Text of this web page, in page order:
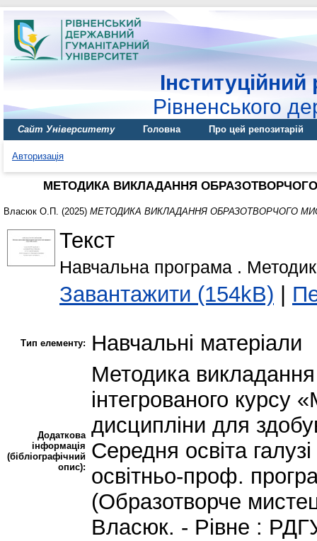
Інституційний
Рівненського
Сайт Університету Головна Про цей репозитарій
Авторизація
МЕТОДИКА ВИКЛАДАННЯ
Власюк О.П. (2025) МЕТОДИКА ВИКЛАДАННЯ ОБРАЗОТВОРЧОГО
Текст
Навчальна програма .
Завантажити (154kB) |
Тип елементу: Навчальні матеріали
Додаткова
інформація
(бібліографічний
опис):
Методика
інтегрованого курсу
дисципліни для
Середня освіта
освітньо-проф.
(Образотворче
Власюк. - Рівне :